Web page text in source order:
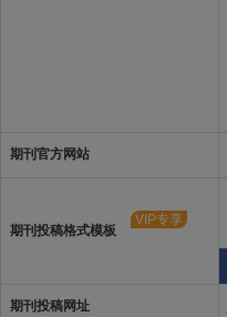
期刊官方网站
期刊投稿格式模板
VIP专享
期刊投稿网址